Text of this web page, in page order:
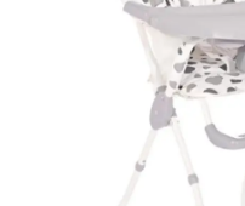
немає). 01033 індекс,